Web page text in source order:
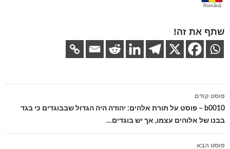
Română
שתף את זה!
ניווט
בפוסטים
פוסט קודם
b0010 – פוסט על תורת אלהים: יהודה היה הגדול שבבוגדים כי בגד
בבנו של אלוהים עצמו, אך יש בוגדים…
פוסט הבא